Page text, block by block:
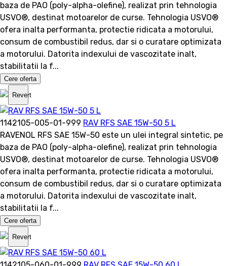
baza de PAO (poly-alpha-olefine), realizat prin tehnologia
USVO®, destinat motoarelor de curse. Tehnologia USVO®
ofera inalta performanta, protectie ridicata a motorului,
consum de combustibil redus, dar si o curatare optimizata
a motorului. Datorita indexului de vascozitate inalt,
stabilitatii la f...
Cere oferta
Revert
1142105-005-01-999 RAV RFS SAE 15W-50 5 L
RAVENOL RFS SAE 15W-50 este un ulei integral sintetic, pe
baza de PAO (poly-alpha-olefine), realizat prin tehnologia
USVO®, destinat motoarelor de curse. Tehnologia USVO®
ofera inalta performanta, protectie ridicata a motorului,
consum de combustibil redus, dar si o curatare optimizata
a motorului. Datorita indexului de vascozitate inalt,
stabilitatii la f...
Cere oferta
Revert